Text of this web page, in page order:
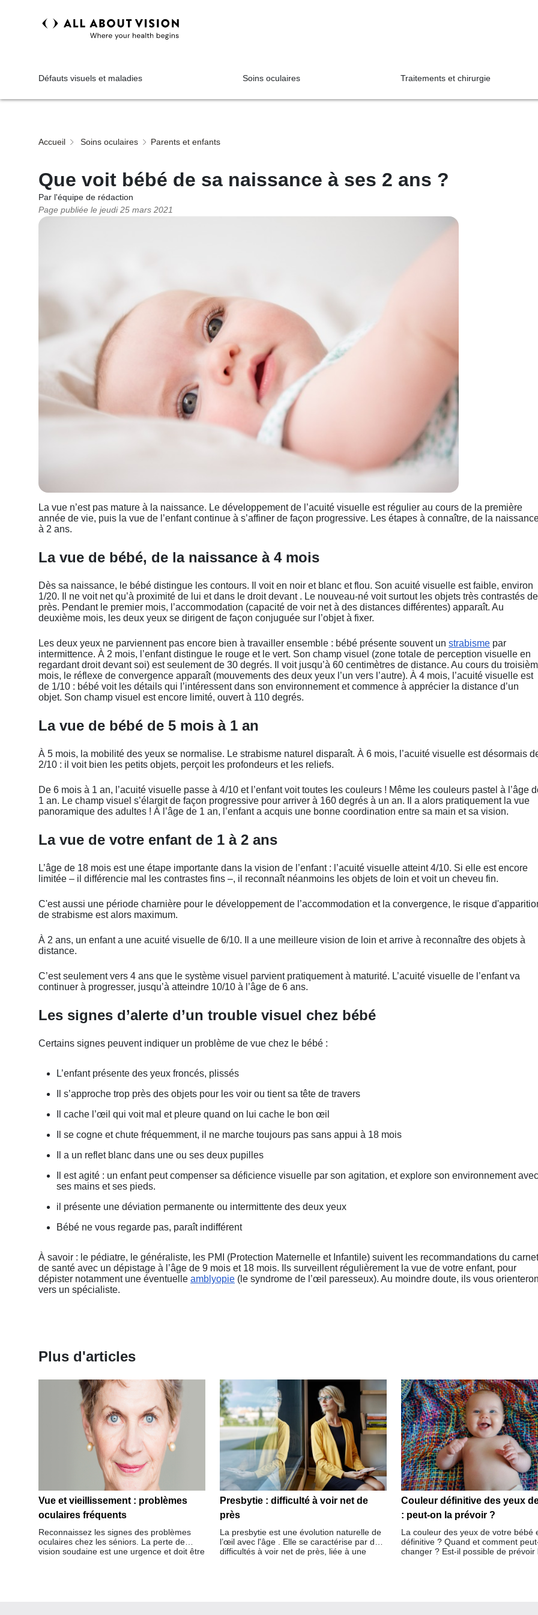
Défauts visuels et maladies Soins oculaires Traitements et chirurgie
Accueil Soins oculaires Parents et enfants
Que voit bébé de sa naissance à ses 2 ans ?
Par l'équipe de rédaction
Page publiée le jeudi 25 mars 2021
La vue n’est pas mature à la naissance. Le développement de l’acuité visuelle est régulier au cours de la première
année de vie, puis la vue de l’enfant continue à s’affiner de façon progressive. Les étapes à connaître, de la
à 2 ans.
La vue de bébé, de la naissance à 4 mois
Dès sa naissance, le bébé distingue les contours. Il voit en noir et blanc et flou. Son acuité visuelle est faible, environ
1/20. Il ne voit net qu’à proximité de lui et dans le droit devant . Le nouveau-né voit surtout les objets très contrastés de
près. Pendant le premier mois, l’accommodation (capacité de voir net à des distances différentes) apparaît. Au
deuxième mois, les deux yeux se dirigent de façon conjuguée sur l’objet à fixer.
Les deux yeux ne parviennent pas encore bien à travailler ensemble : bébé présente souvent un strabisme par
intermittence. À 2 mois, l’enfant distingue le rouge et le vert. Son champ visuel (zone totale de perception visuelle en
regardant droit devant soi) est seulement de 30 degrés. Il voit jusqu’à 60 centimètres de distance. Au cours du
mois, le réflexe de convergence apparaît (mouvements des deux yeux l’un vers l’autre). À 4 mois, l’acuité visuelle est
de 1/10 : bébé voit les détails qui l’intéressent dans son environnement et commence à apprécier la distance d’un
objet. Son champ visuel est encore limité, ouvert à 110 degrés.
La vue de bébé de 5 mois à 1 an
À 5 mois, la mobilité des yeux se normalise. Le strabisme naturel disparaît. À 6 mois, l’acuité visuelle est désormais
2/10 : il voit bien les petits objets, perçoit les profondeurs et les reliefs.
De 6 mois à 1 an, l’acuité visuelle passe à 4/10 et l’enfant voit toutes les couleurs ! Même les couleurs pastel à l’âge
1 an. Le champ visuel s’élargit de façon progressive pour arriver à 160 degrés à un an. Il a alors pratiquement la vue
panoramique des adultes ! À l’âge de 1 an, l’enfant a acquis une bonne coordination entre sa main et sa vision.
La vue de votre enfant de 1 à 2 ans
L’âge de 18 mois est une étape importante dans la vision de l’enfant : l’acuité visuelle atteint 4/10. Si elle est encore
limitée – il différencie mal les contrastes fins –, il reconnaît néanmoins les objets de loin et voit un cheveu fin.
C'est aussi une période charnière pour le développement de l’accommodation et la convergence, le risque
de strabisme est alors maximum.
À 2 ans, un enfant a une acuité visuelle de 6/10. Il a une meilleure vision de loin et arrive à reconnaître des objets à
distance.
C’est seulement vers 4 ans que le système visuel parvient pratiquement à maturité. L’acuité visuelle de l’enfant va
continuer à progresser, jusqu’à atteindre 10/10 à l’âge de 6 ans.
Les signes d’alerte d’un trouble visuel chez bébé
Certains signes peuvent indiquer un problème de vue chez le bébé :
L’enfant présente des yeux froncés, plissés
Il s’approche trop près des objets pour les voir ou tient sa tête de travers
Il cache l’œil qui voit mal et pleure quand on lui cache le bon œil
Il se cogne et chute fréquemment, il ne marche toujours pas sans appui à 18 mois
Il a un reflet blanc dans une ou ses deux pupilles
Il est agité : un enfant peut compenser sa déficience visuelle par son agitation, et explore son environnement avec
ses mains et ses pieds.
il présente une déviation permanente ou intermittente des deux yeux
Bébé ne vous regarde pas, paraît indifférent
À savoir : le pédiatre, le généraliste, les PMI (Protection Maternelle et Infantile) suivent les recommandations du carnet
de santé avec un dépistage à l’âge de 9 mois et 18 mois. Ils surveillent régulièrement la vue de votre enfant, pour
dépister notamment une éventuelle amblyopie (le syndrome de l’œil paresseux). Au moindre doute, ils vous
vers un spécialiste.
Plus d'articles
Vue et vieillissement : problèmes
oculaires fréquents
Reconnaissez les signes des problèmes
oculaires chez les séniors. La perte de
vision soudaine est une urgence et doit être
Presbytie : difficulté à voir net de
près
La presbytie est une évolution naturelle de
l’œil avec l'âge . Elle se caractérise par des
difficultés à voir net de près, liée à une
Couleur définitive des yeux
: peut-on la prévoir ?
La couleur des yeux de votre bébé
définitive ? Quand et comment
changer ? Est-il possible de prévoir